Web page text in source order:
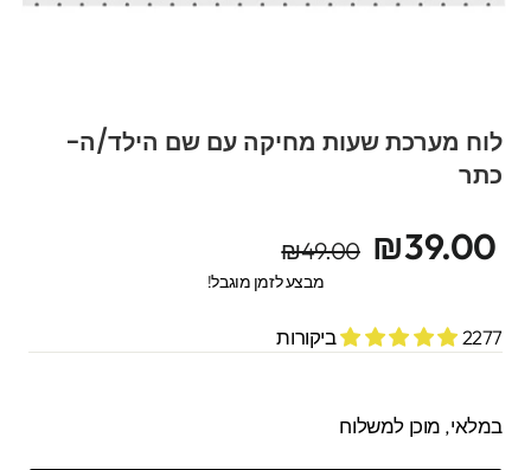
לוח מערכת שעות מחיקה עם שם הילד/ה-
כתר
מחיר
מקורי
מחיר
מבצע
₪39.00
₪49.00
מבצע לזמן מוגבל!
2277 ביקורות
במלאי, מוכן למשלוח